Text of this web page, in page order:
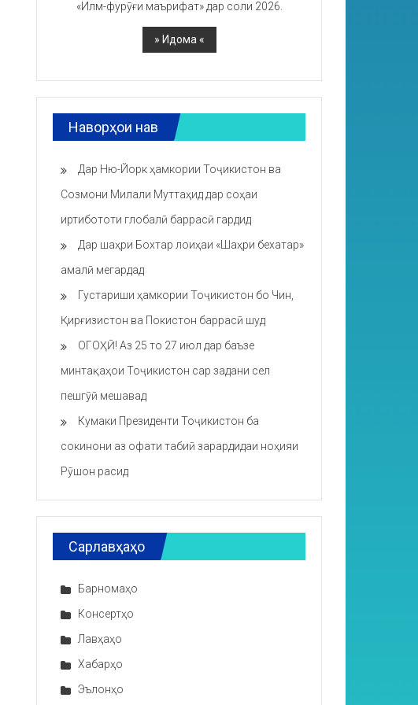
«Илм-фурӯғи маърифат» дар соли 2026.
Наворҳои нав
Дар Ню-Йорк ҳамкории Тоҷикистон ва
Созмони Милали Муттаҳид дар соҳаи
иртибототи глобалӣ баррасӣ гардид
Дар шаҳри Бохтар лоиҳаи «Шаҳри бехатар»
амалӣ мегардад
Густариши ҳамкории Тоҷикистон бо Чин,
Қирғизистон ва Покистон баррасӣ шуд
ОГОҲӢ! Аз 25 то 27 июл дар баъзе
минтақаҳои Тоҷикистон сар задани сел
пешгӯӣ мешавад
Кумаки Президенти Тоҷикистон ба
сокинони аз офати табиӣ зарардидаи ноҳияи
Рӯшон расид
Сарлавҳаҳо
Барномаҳо
Консертҳо
Лавҳаҳо
Хабарҳо
Эълонҳо